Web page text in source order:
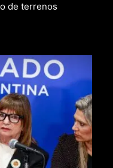
de terrenos